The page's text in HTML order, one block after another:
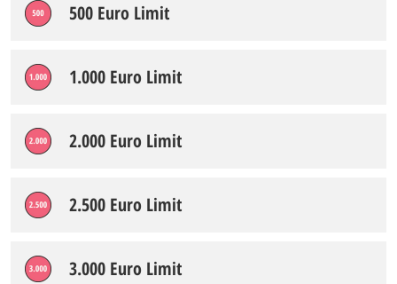
500 Euro Limit
1.000 Euro Limit
2.000 Euro Limit
2.500 Euro Limit
3.000 Euro Limit